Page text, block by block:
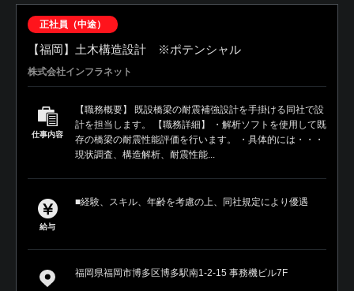
正社員（中途）
【福岡】土木構造設計 ※ポテンシャル
株式会社インフラネット
仕事内容
【職務概要】 既設橋梁の耐震補強設計を手掛ける同社で設
計を担当します。 【職務詳細】 ・解析ソフトを使用して既
存の橋梁の耐震性能評価を行います。 ・具体的には・・・
現状調査、構造解析、耐震性能...
給与
■経験、スキル、年齢を考慮の上、同社規定により優遇
福岡県福岡市博多区博多駅南1-2-15 事務機ビル7F